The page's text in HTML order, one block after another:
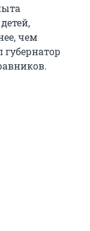
чем